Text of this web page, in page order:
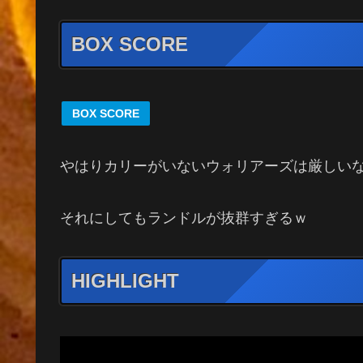
BOX SCORE
BOX SCORE
やはりカリーがいないウォリアーズは厳しい
それにしてもランドルが抜群すぎるｗ
HIGHLIGHT